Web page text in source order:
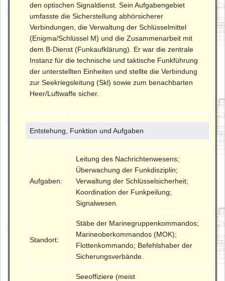
den optischen Signaldienst. Sein Aufgabengebiet
umfasste die Sicherstellung abhörsicherer
Verbindungen, die Verwaltung der Schlüsselmittel
(Enigma/Schlüssel M) und die Zusammenarbeit mit
dem B-Dienst (Funkaufklärung). Er war die zentrale
Instanz für die technische und taktische Funkführung
der unterstellten Einheiten und stellte die Verbindung
zur Seekriegsleitung (Skl) sowie zum benachbarten
Heer/Luftwaffe sicher.
Entstehung, Funktion und Aufgaben
Aufgaben:
Leitung des Nachrichtenwesens;
Überwachung der Funkdisziplin;
Verwaltung der Schlüsselsicherheit;
Koordination der Funkpeilung;
Signalwesen.
Standort:
Stäbe der Marinegruppenkommandos;
Marineoberkommandos (MOK);
Flottenkommando; Befehlshaber der
Sicherungsverbände.
Seeoffiziere (meist